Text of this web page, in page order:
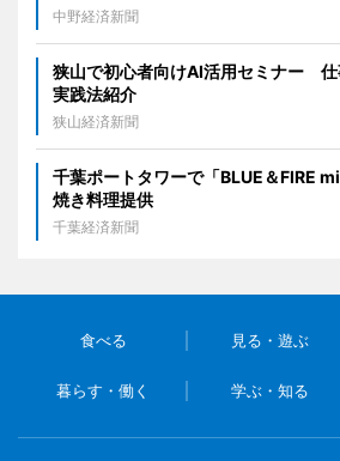
中野経済新聞
狭山で初心者向けAI活用セミナー 仕
実践法紹介
狭山経済新聞
千葉ポートタワーで「BLUE＆FIRE
焼き料理提供
千葉経済新聞
食べる 見る・遊ぶ
暮らす・働く 学ぶ・知る